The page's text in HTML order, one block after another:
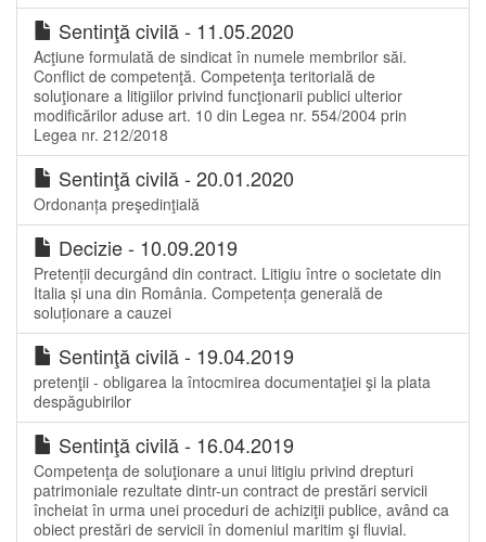
Sentinţă civilă - 11.05.2020
Acţiune formulată de sindicat în numele membrilor săi.
Conflict de competenţă. Competenţa teritorială de
soluţionare a litigiilor privind funcţionarii publici ulterior
modificărilor aduse art. 10 din Legea nr. 554/2004 prin
Legea nr. 212/2018
Sentinţă civilă - 20.01.2020
Ordonanța preşedinţială
Decizie - 10.09.2019
Pretenții decurgând din contract. Litigiu între o societate din
Italia și una din România. Competența generală de
soluționare a cauzei
Sentinţă civilă - 19.04.2019
pretenţii - obligarea la întocmirea documentaţiei şi la plata
despăgubirilor
Sentinţă civilă - 16.04.2019
Competenţa de soluţionare a unui litigiu privind drepturi
patrimoniale rezultate dintr-un contract de prestări servicii
încheiat în urma unei proceduri de achiziţii publice, având ca
obiect prestări de servicii în domeniul maritim şi fluvial.